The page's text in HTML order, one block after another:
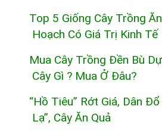
Top 5 Giống Cây Trồng
Hoạch Có Giá Trị Kinh Tế
Mua Cây Trồng Đền Bù
Cây Gì ? Mua Ở Đâu?
“Hồ Tiêu” Rớt Giá, Dân
Lạ”, Cây Ăn Quả